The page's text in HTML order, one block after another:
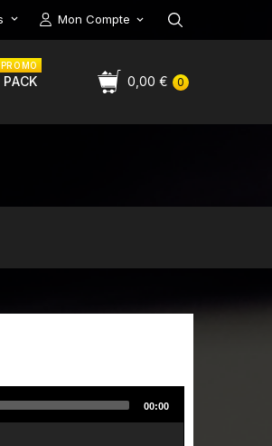
Mon Compte

0
0,00 €
PACK
PROMO
00:00